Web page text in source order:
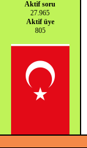
Aktif soru
27.965
Aktif üye
805